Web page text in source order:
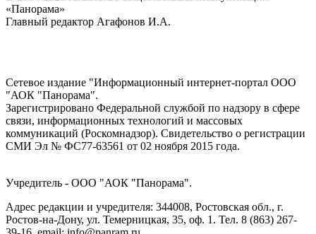
«Панорама»
Главный редактор Агафонов И.А.
Сетевое издание "Информационный интернет-портал ООО
"АОК "Панорама".
Зарегистрировано Федеральной службой по надзору в сфере
связи, информационных технологий и массовых
коммуникаций (Роскомнадзор). Cвидетельство о регистрации
СМИ Эл № ФС77-63561 от 02 ноября 2015 года.
Учредитель - ООО "АОК "Панорама".
Адрес редакции и учредителя: 344008, Ростовская обл., г.
Ростов-на-Дону, ул. Темерницкая, 35, оф. 1. Тел. 8 (863) 267-